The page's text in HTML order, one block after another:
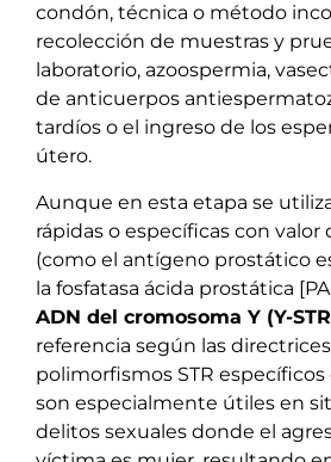
condón, técnica o método
recolección de muestras y
laboratorio, azoospermia,
de anticuerpos
tardíos o el ingreso de los
útero.
Aunque en esta etapa se
rápidas o específicas con valor
(como el antígeno prostático
la fosfatasa ácida prostática
ADN del cromosoma Y (Y-
referencia según las
polimorfismos STR
son especialmente útiles en
delitos sexuales donde el